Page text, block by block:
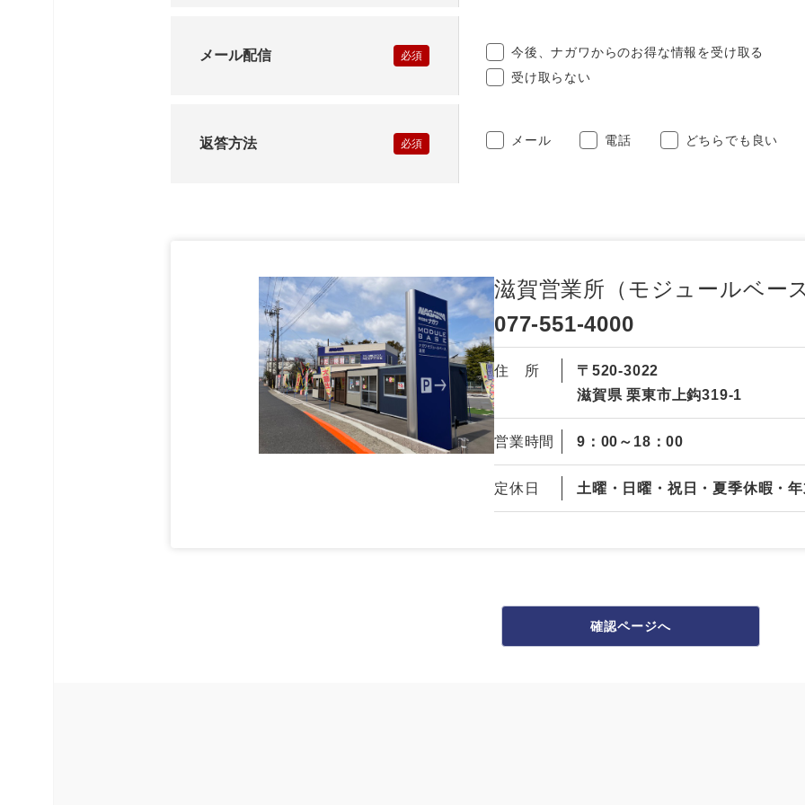
メール配信
今後、ナガワからのお得な情報を受け取る
受け取らない
返答方法 メール 電話 どちらでも良い
滋賀営業所（モジュールベー
077-551-4000
住 所
〒520-3022
滋賀県 栗東市上鈎319-1
営業時間 9：00～18：00
定休日 土曜・日曜・祝日・夏季休暇・
確認ページへ